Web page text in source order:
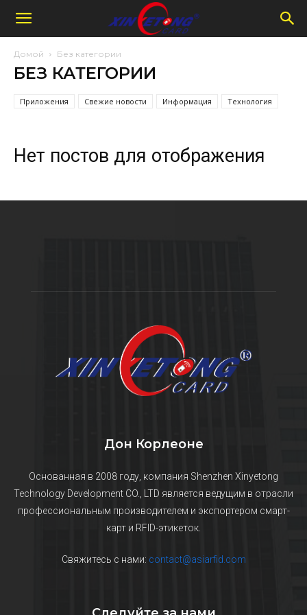
Домой Без категории
БЕЗ КАТЕГОРИИ
Приложения Свежие новости Информация Технология
Нет постов для отображения
Дон Корлеоне
Основанная в 2008 году, компания Shenzhen Xinyetong
Technology Development CO., LTD является ведущим в отрасли
профессиональным производителем и экспортером смарт-
карт и RFID-этикеток.
Свяжитесь с нами: contact@asiarfid.com